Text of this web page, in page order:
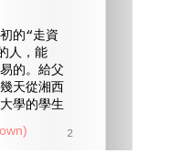
的“走資
人，能
的。給父
天從湘西
學的學生
2